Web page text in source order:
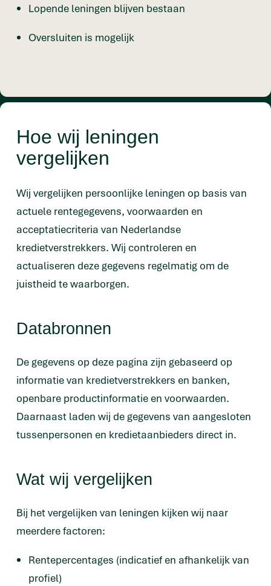
Lopende leningen blijven bestaan
Oversluiten is mogelijk
Hoe wij leningen
vergelijken
Wij vergelijken persoonlijke leningen op basis van
actuele rentegegevens, voorwaarden en
acceptatiecriteria van Nederlandse
kredietverstrekkers. Wij controleren en
actualiseren deze gegevens regelmatig om de
juistheid te waarborgen.
Databronnen
De gegevens op deze pagina zijn gebaseerd op
informatie van kredietverstrekkers en banken,
openbare productinformatie en voorwaarden.
Daarnaast laden wij de gegevens van aangesloten
tussenpersonen en kredietaanbieders direct in.
Wat wij vergelijken
Bij het vergelijken van leningen kijken wij naar
meerdere factoren:
Rentepercentages (indicatief en afhankelijk van
profiel)